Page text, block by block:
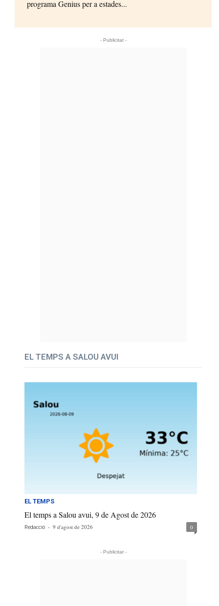
programa Genius per a estades...
- Publicitat -
EL TEMPS A SALOU AVUI
EL TEMPS
El temps a Salou avui, 9 de Agost de 2026
Redacció - 9 d'agost de 2026 0
- Publicitat -